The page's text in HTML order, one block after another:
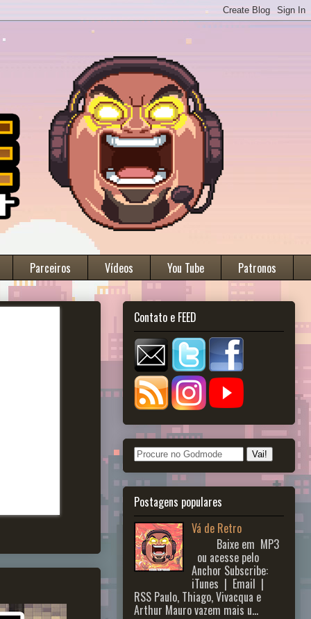
Parceiros Vídeos You Tube Patronos
Contato e FEED
Postagens populares
Vá de Retro
Baixe em MP3
ou acesse pelo
Anchor Subscribe:
iTunes | Email |
RSS Paulo, Thiago, Vivacqua e
Arthur Mauro vazem mais u...